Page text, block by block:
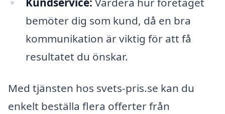
bemöter dig som kund, då en bra
kommunikation är viktig för att få
resultatet du önskar.
Med tjänsten hos svets-pris.se kan du
enkelt beställa flera offerter från